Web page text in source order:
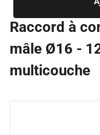
page
Raccord à
mâle Ø16 -
multicouche